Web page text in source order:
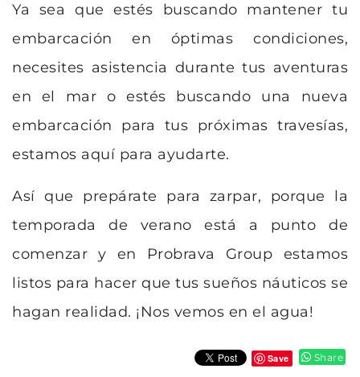
Ya sea que estés buscando mantener tu
embarcación en óptimas condiciones,
necesites asistencia durante tus aventuras
en el mar o estés buscando una nueva
embarcación para tus próximas travesías,
estamos aquí para ayudarte.
Así que prepárate para zarpar, porque la
temporada de verano está a punto de
comenzar y en Probrava Group estamos
listos para hacer que tus sueños náuticos se
hagan realidad. ¡Nos vemos en el agua!
Save Share